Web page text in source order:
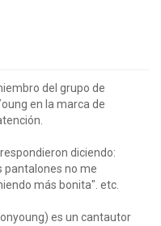
del grupo de
en la marca de
diciendo:
pantalones no me
más bonita". etc.
es un cantautor